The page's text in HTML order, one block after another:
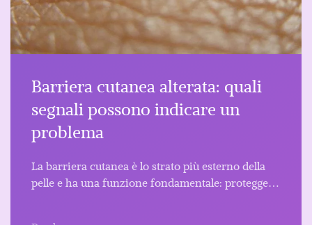
Barriera cutanea alterata: quali
segnali possono indicare un
problema
La barriera cutanea è lo strato più esterno della
pelle e ha una funzione fondamentale: protegge…